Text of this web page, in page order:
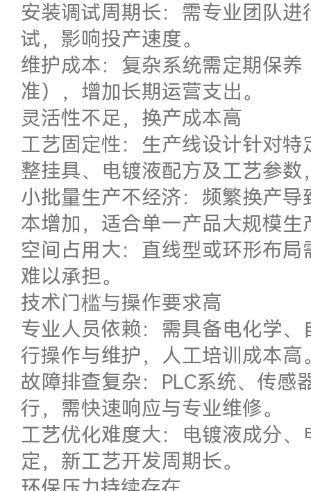
安装调试周期长：需专业团队
试，影响投产速度。
维护成本：复杂系统需定期保
准），增加长期运营支出。
灵活性不足，换产成本高
工艺固定性：生产线设计针对
整挂具、电镀液配方及工艺参数
小批量生产不经济：频繁换产
本增加，适合单一产品大规模生
空间占用大：直线型或环形布
难以承担。
技术门槛与操作要求高
专业人员依赖：需具备电化学
行操作与维护，人工培训成本高
故障排查复杂：PLC系统、传
行，需快速响应与专业维修。
工艺优化难度大：电镀液成分
定，新工艺开发周期长。